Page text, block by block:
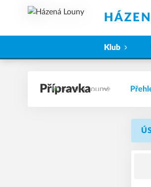
Klub
Přípravka